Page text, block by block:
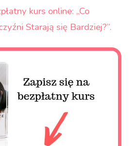
kurs online: „Co
Starają się Bardziej?”.